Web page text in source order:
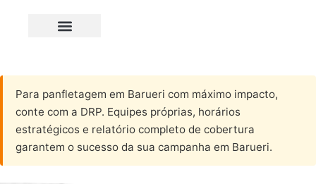
Para panfletagem em Barueri com máximo impacto,
conte com a DRP. Equipes próprias, horários
estratégicos e relatório completo de cobertura
garantem o sucesso da sua campanha em Barueri.